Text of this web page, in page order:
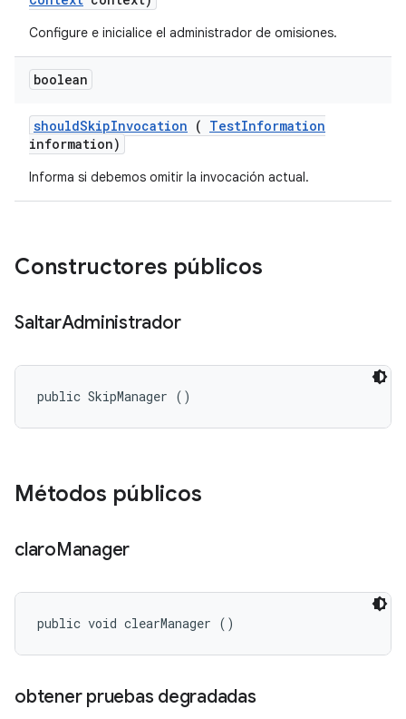
Configure e inicialice el administrador de omisiones.
boolean
shouldSkipInvocation ( TestInformation
information)
Informa si debemos omitir la invocación actual.
Constructores públicos
SaltarAdministrador
public SkipManager ()
Métodos públicos
claroManager
public void clearManager ()
obtener pruebas degradadas